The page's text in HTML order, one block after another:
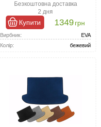
Безкоштовна доставка
2 дня
Купити 1349грн
Вирбник:
EVA
Колір:
бежевий